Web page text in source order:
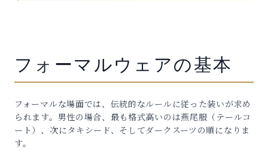
フォーマルウェアの基本
フォーマルな場面では、伝統的なルールに従った装いが求め
られます。男性の場合、最も格式高いのは燕尾服（テールコ
ート）、次にタキシード、そしてダークスーツの順になりま
す。